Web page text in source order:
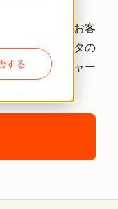
する
、プライバシ
みを通じて、お客
ールと、データの
ラストラクチャー